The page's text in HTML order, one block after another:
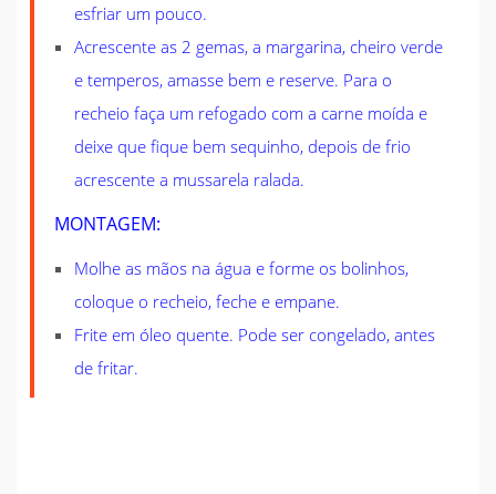
esfriar um pouco.
Acrescente as 2 gemas, a margarina, cheiro verde
e temperos, amasse bem e reserve. Para o
recheio faça um refogado com a carne moída e
deixe que fique bem sequinho, depois de frio
acrescente a mussarela ralada.
MONTAGEM:
Molhe as mãos na água e forme os bolinhos,
coloque o recheio, feche e empane.
Frite em óleo quente. Pode ser congelado, antes
de fritar.